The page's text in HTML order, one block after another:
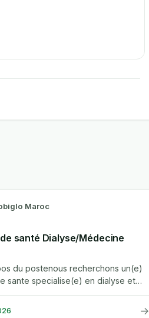
Maroc
santé Dialyse/Médecine
du postenous recherchons un(e)
sante specialise(e) en dialyse et
pour rejoindre la direction...
→